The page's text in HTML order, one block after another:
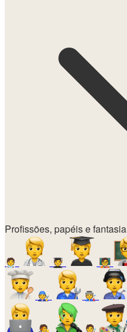
Profissões, papéis e fantasia
🧑‍⚕️ 🧑‍🎓 🧑‍🏫
🧑‍🔧 🧑‍🏭
🧑‍🎤 🧑‍🎨